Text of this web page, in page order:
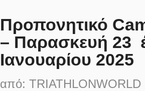
Προπονητικό
– Παρασκευή 23
Ιανουαρίου 2025
από: TRIATHLONWORLD